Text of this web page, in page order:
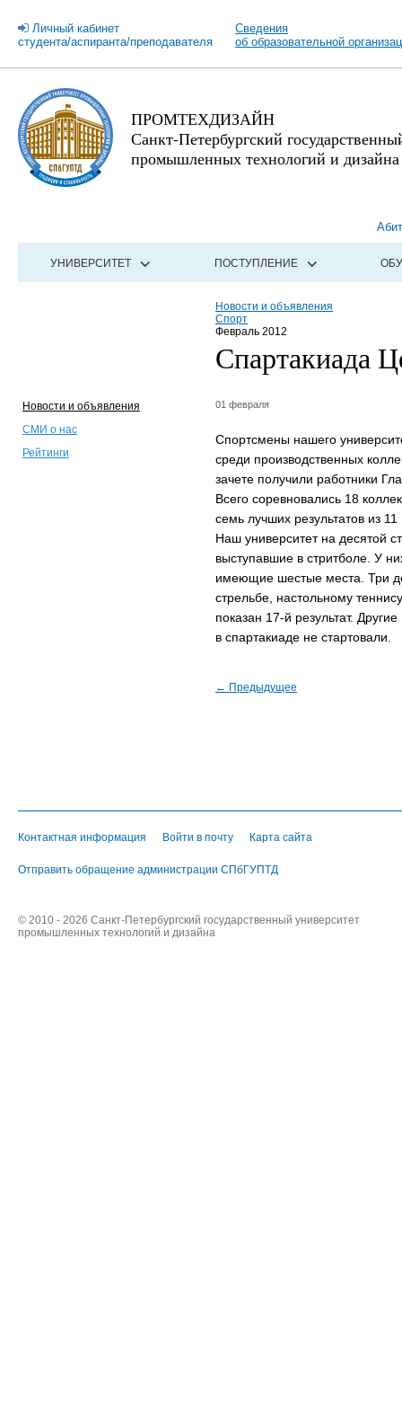
Личный кабинет
студента/аспиранта/преподавателя
Сведения
об образовательной
ПРОМТЕХДИЗАЙН
Санкт-Петербургский
промышленных технологий и дизайна
УНИВЕРСИТЕТ ПОСТУПЛЕНИЕ
Новости и объявления
Спорт
Февраль 2012
Спартакиада
Новости и объявления
СМИ о нас
Рейтинги
01 февраля
Спортсмены нашего
среди производственных
зачете получили работники
Всего соревновались 18
семь лучших результатов из
Наш университет на десятой
выступавшие в стритболе. У
имеющие шестые места. Три
стрельбе, настольному
показан 17-й результат.
в спартакиаде не стартовали.
← Предыдущее
Контактная информация Войти в почту Карта сайта
Отправить обращение администрации СПбГУПТД
© 2010 - 2026 Санкт-Петербургский государственный университет
промышленных технологий и дизайна